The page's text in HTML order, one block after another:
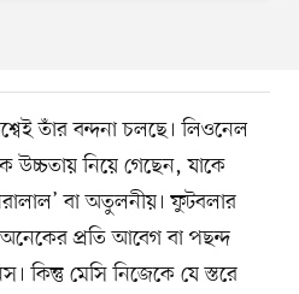
তাঁর বন্দনা চলছে। লিওনেল
নিয়ে গেছেন, যাকে
বা অতুলনীয়। ফুটবলার
প্রতি আবেগ বা পছন্দ
কিন্তু মেসি নিজেকে যে স্তরে